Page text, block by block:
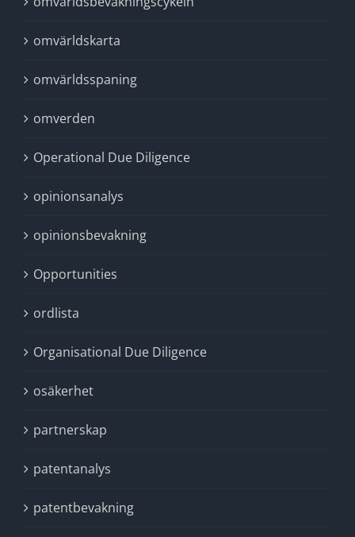
omvärldskarta
omvärldsspaning
omverden
Operational Due Diligence
opinionsanalys
opinionsbevakning
Opportunities
ordlista
Organisational Due Diligence
osäkerhet
partnerskap
patentanalys
patentbevakning